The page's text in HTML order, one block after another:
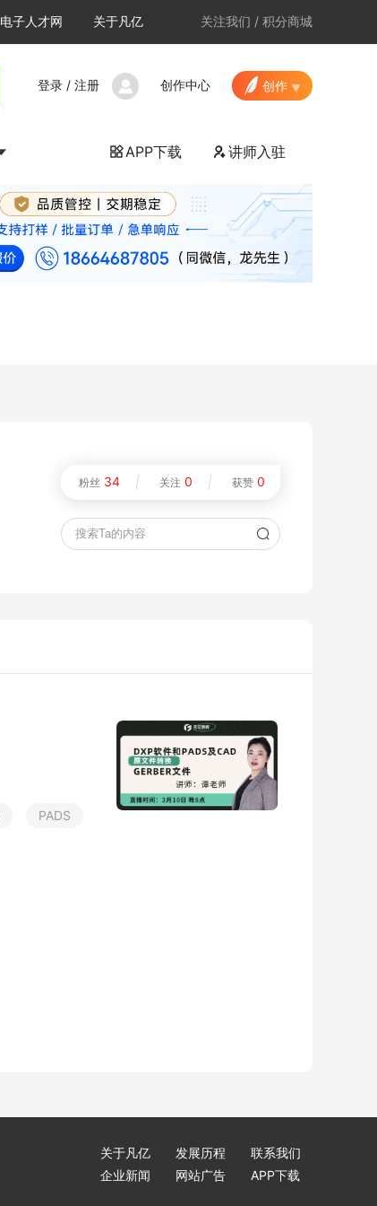
电子人才网 关于凡亿 关注我们 / 积分商城
登录 / 注册 创作中心 创作
APP下载 讲师入驻
粉丝 34 | 关注 0 | 获赞 0
PADS
关于凡亿 发展历程
联系我们
企业新闻
网站广告 APP下载